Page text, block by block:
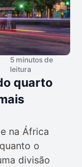
5 minutos de
leitura
quarto
na África
o
divisão